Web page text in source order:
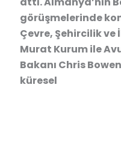
görüşmelerinde
Çevre, Şehircilik ve
Murat Kurum ile
Bakanı Chris
küresel